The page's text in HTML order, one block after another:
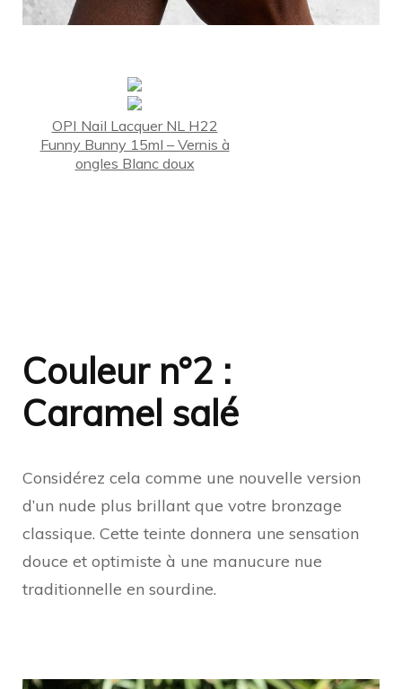
OPI Nail Lacquer NL H22
Funny Bunny 15ml – Vernis à
ongles Blanc doux
Couleur n°2 :
Caramel salé
Considérez cela comme une nouvelle version
d’un nude plus brillant que votre bronzage
classique. Cette teinte donnera une sensation
douce et optimiste à une manucure nue
traditionnelle en sourdine.